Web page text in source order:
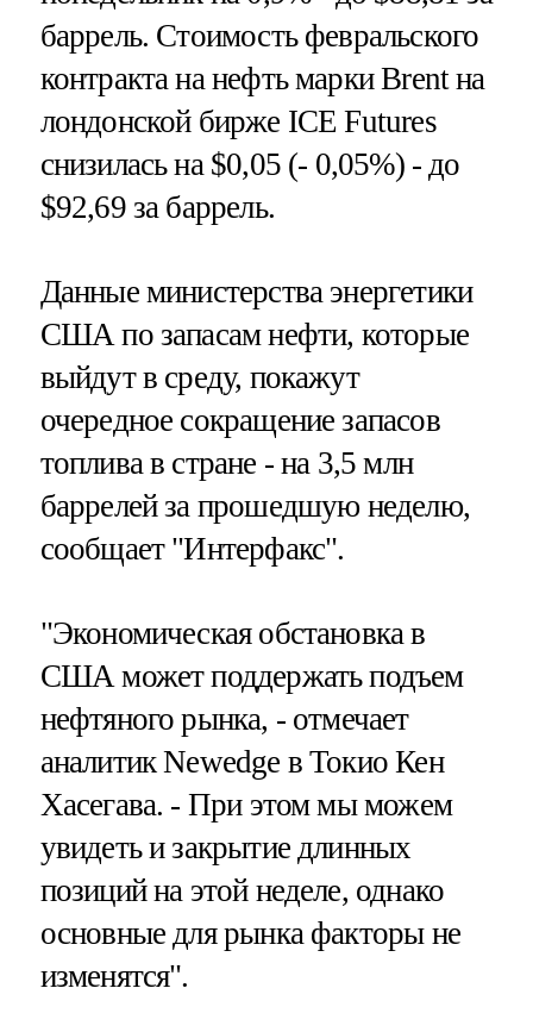
баррель. Стоимость февральского
контракта на нефть марки Brent на
лондонской бирже ICE Futures
снизилась на $0,05 (- 0,05%) - до
$92,69 за баррель.
Данные министерства энергетики
США по запасам нефти, которые
выйдут в среду, покажут
очередное сокращение запасов
топлива в стране - на 3,5 млн
баррелей за прошедшую неделю,
сообщает "Интерфакс".
"Экономическая обстановка в
США может поддержать подъем
нефтяного рынка, - отмечает
аналитик Newedge в Токио Кен
Хасегава. - При этом мы можем
увидеть и закрытие длинных
позиций на этой неделе, однако
основные для рынка факторы не
изменятся".